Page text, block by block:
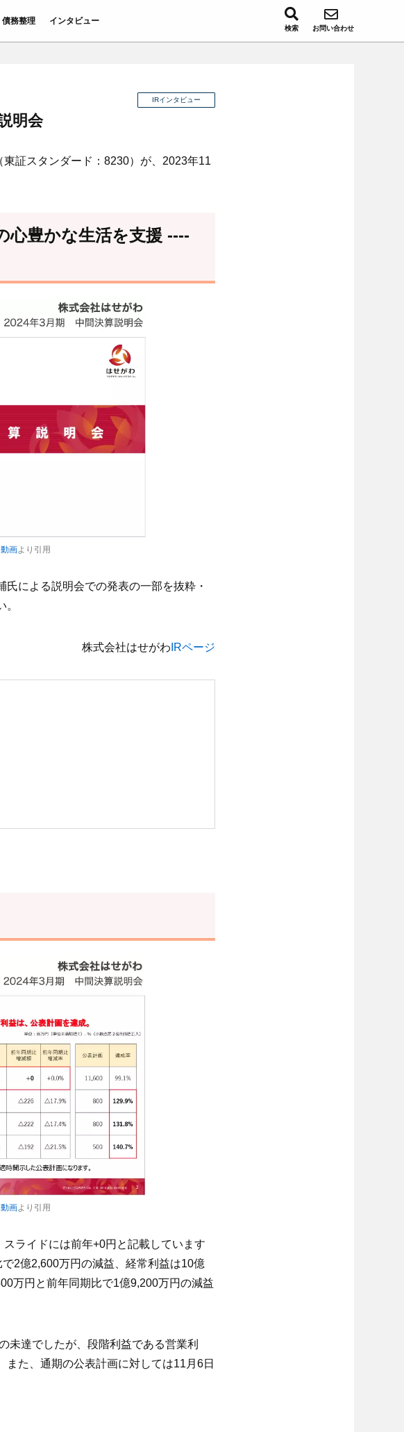
債務整理 インタビュー
検索 お問い合わせ
IRインタビュー
明会
証スタンダード：8230）が、2023年11
心豊かな生活を支援 ----
画より引用
による説明会での発表の一部を抜粋・
。
株式会社はせがわ IRページ
画より引用
ライドには前年+0円と記載しています
2億2,600万円の減益、経常利益は10億
万円と前年同期比で1億9,200万円の減益
未達でしたが、段階利益である営業利
た、通期の公表計画に対しては11月6日